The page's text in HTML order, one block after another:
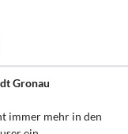
Gronau
immer mehr in den